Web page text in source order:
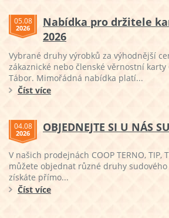
05.08
2026
Nabídka pro držitele
2026
Vybrané druhy výrobků za výhodnější
zákaznické nebo členské věrnostní karty
Tábor. Mimořádná nabídka platí...
Číst více
04.08
2026 OBJEDNEJTE SI U NÁS
V našich prodejnách COOP TERNO, TIP,
můžete objednat různé druhy
získáte přímo...
Číst více